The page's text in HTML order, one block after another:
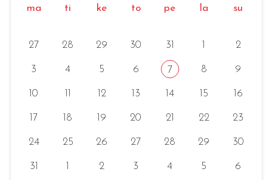
ma ti ke to pe la su
27 28 29 30 31 2
3 4 5 6 7 8 9
10 12 13 14 15 16
17 18 19 20 21 22 23
24 25 26 27 28 29 30
31 2 3 4 5 6